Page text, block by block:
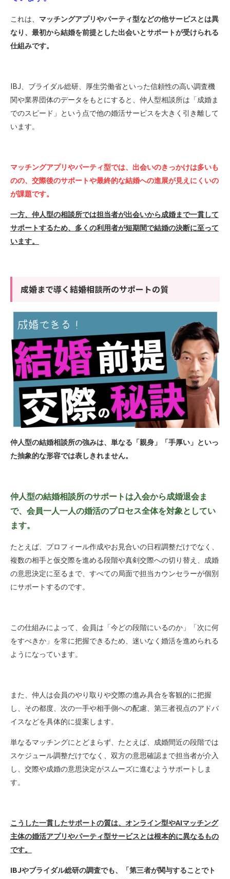
これは、 マッチングアプリやパーティ型などの他サービスとは異
なり、最初から結婚を前提とした出会いとサポートが受けられる
仕組みです。
IBJ 、ブライダル総研、厚生労働省といった信頼性の高い調査機
関や業界団体のデータをもとにすると、仲人型相談所は「成婚ま
でのスピード」という点で他の婚活サービスを大きく引き離して
います。
マッチングアプリやパーティ型では、出会いのきっかけは多いも
のの、交際後のサポートや最終的な結婚への進展が見えにくいの
が課題です。
一方、仲人型の相談所では担当者が出会いから成婚まで一貫して
サポートするため、多くの利用者が短期間で結婚の決断に至って
います。
成婚まで導く結婚相談所のサポートの質
仲人型の結婚相談所の強みは、単なる「親身」「手厚い」といっ
た抽象的な形容では表しきれません。
仲人型の結婚相談所のサポートは入会から成婚退会ま
で、会員一人一人の婚活のプロセス全体を対象としてい
ます。
たとえば、プロフィール作成やお見合いの日程調整だけでなく、
複数の相手と仮交際を進める段階や真剣交際への切り替え、成婚
の意思決定に至るまで、すべての局面で担当カウンセラーが個別
にサポートするのです。
この仕組みによって、会員は「今どの段階にいるのか」「次に何
をすべきか」を常に把握できるため、迷いなく婚活を進められる
ようになっています。
また、仲人は会員のやり取りや交際の進み具合を客観的に把握
し、その都度、次の一手や相手側への配慮、第三者視点のアドバ
イスなどを具体的に提案します。
単なるマッチングにとどまらず、たとえば、成婚間近の段階では
スケジュール調整だけでなく、双方の意思確認まで担当者が介入
し、交際や成婚の意思決定がスムーズに進むようサポートしま
す。
こうした一貫したサポートの質は、オンライン型やAIマッチング
主体の婚活アプリやパーティ型サービスとは根本的に異なるもの
です。
IBJやブライダル総研の調査でも、「第三者が関与することでト